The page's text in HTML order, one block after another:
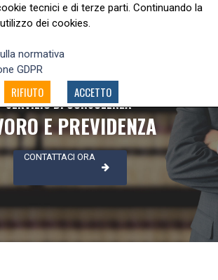
SERVIZIO DI CONSULENZA
E PREVIDENZA
CONTATTACI ORA
tecnici e di terze parti. Continuando la
dei cookies.
normativa
GDPR
RIFIUTO ACCETTO